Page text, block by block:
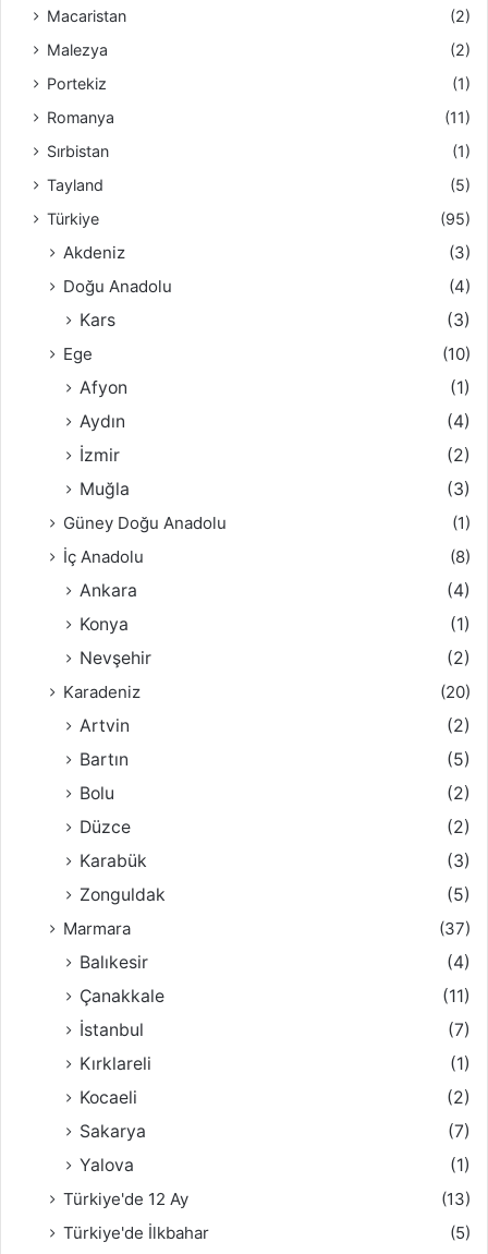
Macaristan
(2)
Malezya
(2)
Portekiz
(1)
Romanya
(11)
Sırbistan
(1)
Tayland
(5)
Türkiye
(95)
Akdeniz
(3)
Doğu Anadolu
(4)
Kars
(3)
Ege
(10)
Afyon
(1)
Aydın
(4)
İzmir
(2)
Muğla
(3)
Güney Doğu Anadolu
(1)
İç Anadolu
(8)
Ankara
(4)
Konya
(1)
Nevşehir
(2)
Karadeniz
(20)
Artvin
(2)
Bartın
(5)
Bolu
(2)
Düzce
(2)
Karabük
(3)
Zonguldak
(5)
Marmara
(37)
Balıkesir
(4)
Çanakkale
(11)
İstanbul
(7)
Kırklareli
(1)
Kocaeli
(2)
Sakarya
(7)
Yalova
(1)
Türkiye'de 12 Ay
(13)
Türkiye'de İlkbahar
(5)